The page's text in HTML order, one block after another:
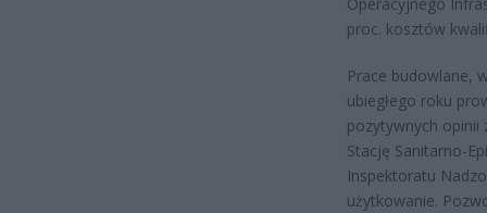
proc. kosztów
Prace budowlane,
ubiegłego roku
pozytywnych opinii
Stację Sanitarno-
Inspektoratu
użytkowanie.